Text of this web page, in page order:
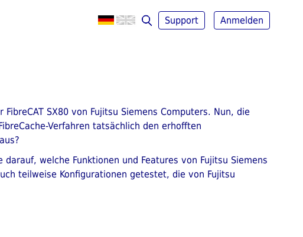
Support Anmelden
SX80 von Fujitsu Siemens Computers. Nun, die
Verfahren tatsächlich den erhofften
welche Funktionen und Features von Fujitsu Siemens
teilweise Konfigurationen getestet, die von Fujitsu